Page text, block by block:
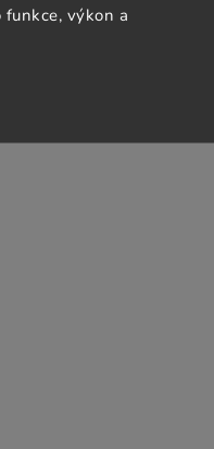
výkon a
Supermarket tým